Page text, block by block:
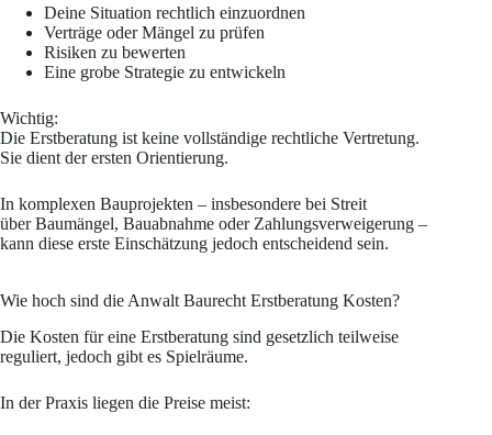
Deine Situation rechtlich einzuordnen
Verträge oder Mängel zu prüfen
Risiken zu bewerten
Eine grobe Strategie zu entwickeln
Wichtig:
Die Erstberatung ist keine vollständige rechtliche Vertretung.
Sie dient der ersten Orientierung.
In komplexen Bauprojekten – insbesondere bei Streit
über Baumängel, Bauabnahme oder Zahlungsverweigerung –
kann diese erste Einschätzung jedoch entscheidend sein.
Wie hoch sind die Anwalt Baurecht Erstberatung Kosten?
Die Kosten für eine Erstberatung sind gesetzlich teilweise
reguliert, jedoch gibt es Spielräume.
In der Praxis liegen die Preise meist: